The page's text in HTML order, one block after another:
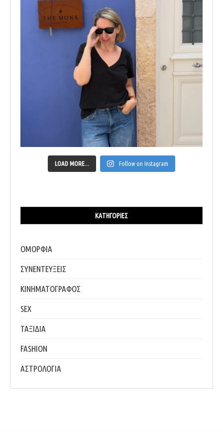
LOAD MORE... Follow on Instagram
ΚΑΤΗΓΟΡΊΕΣ
ΟΜΟΡΦΙΑ
ΣΥΝΕΝΤΕΥΞΕΙΣ
ΚΙΝΗΜΑΤΟΓΡΑΦΟΣ
SEX
ΤΑΞΙΔΙΑ
FASHION
ΑΣΤΡΟΛΟΓΙΑ